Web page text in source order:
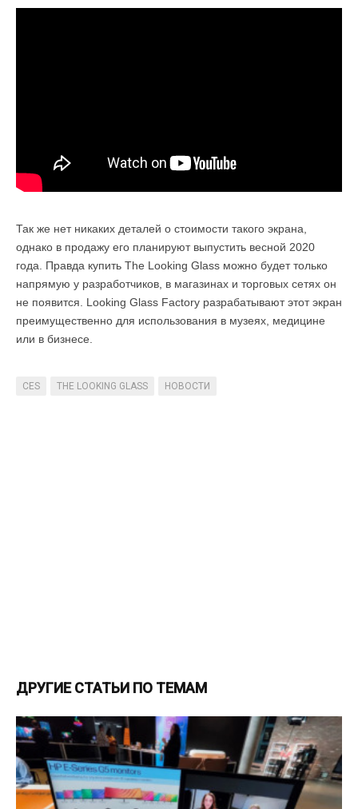
Так же нет никаких деталей о стоимости такого экрана,
однако в продажу его планируют выпустить весной 2020
года. Правда купить The Looking Glass можно будет только
напрямую у разработчиков, в магазинах и торговых сетях он
не появится. Looking Glass Factory разрабатывают этот экран
преимущественно для использования в музеях, медицине
или в бизнесе.
CES THE LOOKING GLASS НОВОСТИ
ДРУГИЕ СТАТЬИ ПО ТЕМАМ